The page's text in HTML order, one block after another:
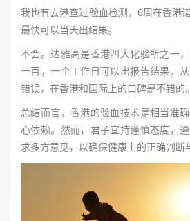
我也有去港查过验血检测，6周在香港
最快可以当天出结果。
不会。达雅高是香港四大化验所之一
一百，一个工作日可以出报告结果，
错误，在香港和国际上的口碑是不错的。
总结而言，香港的验血技术是相当准
心依赖。然而，君子宜持谨慎态度，
求多方意见，以确保健康上的正确判断